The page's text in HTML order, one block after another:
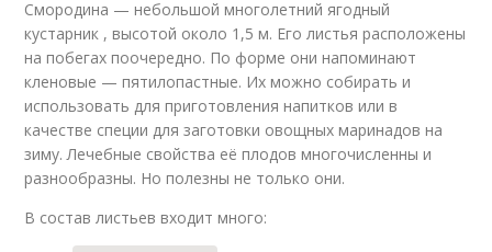
Смородина — небольшой многолетний ягодный
кустарник , высотой около 1,5 м. Его листья расположены
на побегах поочередно. По форме они напоминают
кленовые — пятилопастные. Их можно собирать и
использовать для приготовления напитков или в
качестве специи для заготовки овощных маринадов на
зиму. Лечебные свойства её плодов многочисленны и
разнообразны. Но полезны не только они.
В состав листьев входит много: